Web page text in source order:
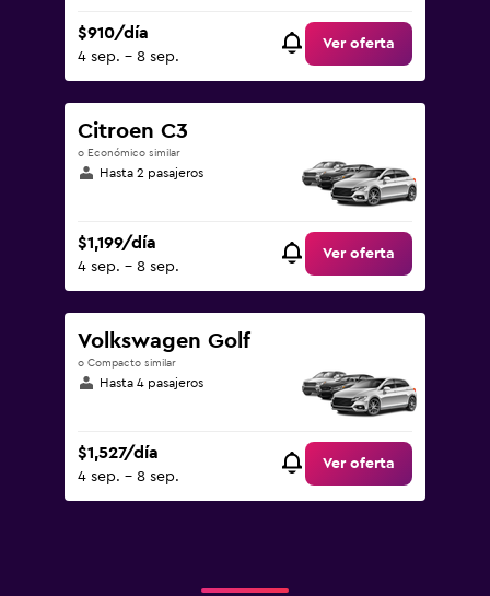
$910/día
4 sep. - 8 sep.
Ver oferta
Citroen C3
o Económico similar
Hasta 2 pasajeros
$1,199/día
4 sep. - 8 sep.
Ver oferta
Volkswagen Golf
o Compacto similar
Hasta 4 pasajeros
$1,527/día
4 sep. - 8 sep.
Ver oferta